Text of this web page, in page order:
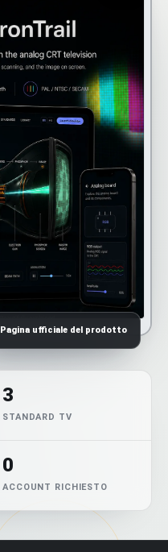
Pagina ufficiale del prodotto
3
STANDARD TV
0
ACCOUNT RICHIESTO